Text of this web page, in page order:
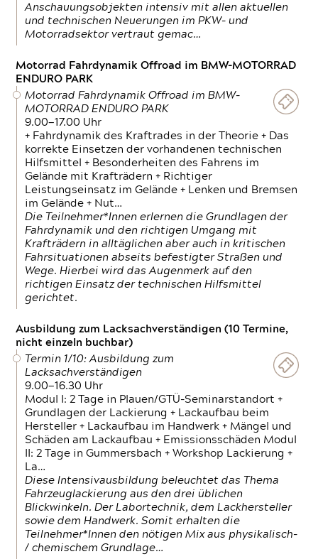
Anschauungsobjekten intensiv mit allen aktuellen
und technischen Neuerungen im PKW- und
Motorradsektor vertraut gemac…
Motorrad Fahrdynamik Offroad im BMW-MOTORRAD
ENDURO PARK
Motorrad Fahrdynamik Offroad im BMW-
MOTORRAD ENDURO PARK
9.00—17.00 Uhr
+ Fahrdynamik des Kraftrades in der Theorie + Das
korrekte Einsetzen der vorhandenen technischen
Hilfsmittel + Besonderheiten des Fahrens im
Gelände mit Krafträdern + Richtiger
Leistungseinsatz im Gelände + Lenken und Bremsen
im Gelände + Nut…
Die Teilnehmer*Innen erlernen die Grundlagen der
Fahrdynamik und den richtigen Umgang mit
Krafträdern in alltäglichen aber auch in kritischen
Fahrsituationen abseits befestigter Straßen und
Wege. Hierbei wird das Augenmerk auf den
richtigen Einsatz der technischen Hilfsmittel
gerichtet.
Ausbildung zum Lacksachverständigen (10 Termine,
nicht einzeln buchbar)
Termin 1/10: Ausbildung zum
Lacksachverständigen
9.00—16.30 Uhr
Modul I: 2 Tage in Plauen/GTÜ-Seminarstandort +
Grundlagen der Lackierung + Lackaufbau beim
Hersteller + Lackaufbau im Handwerk + Mängel und
Schäden am Lackaufbau + Emissionsschäden Modul
II: 2 Tage in Gummersbach + Workshop Lackierung +
La…
Diese Intensivausbildung beleuchtet das Thema
Fahrzeuglackierung aus den drei üblichen
Blickwinkeln. Der Labortechnik, dem Lackhersteller
sowie dem Handwerk. Somit erhalten die
Teilnehmer*Innen den nötigen Mix aus physikalisch-
/ chemischem Grundlage…